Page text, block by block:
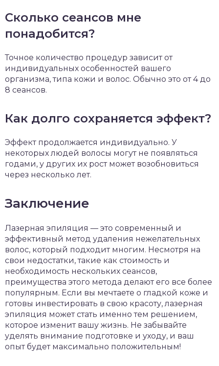
Сколько сеансов мне
понадобится?
Точное количество процедур зависит от
индивидуальных особенностей вашего
организма, типа кожи и волос. Обычно это от 4 до
8 сеансов.
Как долго сохраняется эффект?
Эффект продолжается индивидуально. У
некоторых людей волосы могут не появляться
годами, у других их рост может возобновиться
через несколько лет.
Заключение
Лазерная эпиляция — это современный и
эффективный метод удаления нежелательных
волос, который подходит многим. Несмотря на
свои недостатки, такие как стоимость и
необходимость нескольких сеансов,
преимущества этого метода делают его все более
популярным. Если вы мечтаете о гладкой коже и
готовы инвестировать в свою красоту, лазерная
эпиляция может стать именно тем решением,
которое изменит вашу жизнь. Не забывайте
уделять внимание подготовке и уходу, и ваш
опыт будет максимально положительным!